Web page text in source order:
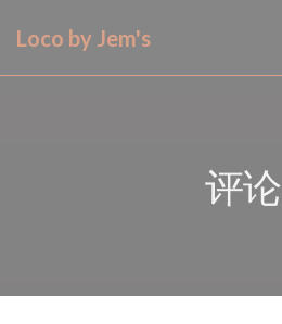
Loco by Jem's
评论